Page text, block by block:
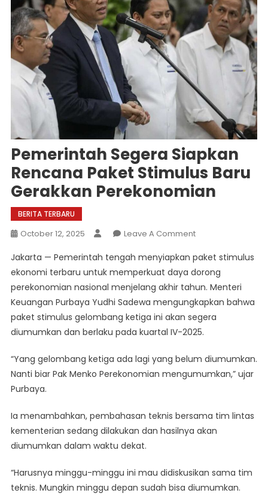
Pemerintah Segera Siapkan
Rencana Paket Stimulus Baru
Gerakkan Perekonomian
BERITA TERBARU
October 12, 2025 Leave A CommentOn
Segera
Siapkan
Rencana
Paket
Stimulus
Baru
Perekonomian
Jakarta — Pemerintah tengah menyiapkan paket stimulus
ekonomi terbaru untuk memperkuat daya dorong
perekonomian nasional menjelang akhir tahun. Menteri
Keuangan Purbaya Yudhi Sadewa mengungkapkan bahwa
paket stimulus gelombang ketiga ini akan segera
diumumkan dan berlaku pada kuartal IV-2025.
“Yang gelombang ketiga ada lagi yang belum diumumkan.
Nanti biar Pak Menko Perekonomian mengumumkan,” ujar
Purbaya.
Ia menambahkan, pembahasan teknis bersama tim lintas
kementerian sedang dilakukan dan hasilnya akan
diumumkan dalam waktu dekat.
“Harusnya minggu-minggu ini mau didiskusikan sama tim
teknis. Mungkin minggu depan sudah bisa diumumkan.